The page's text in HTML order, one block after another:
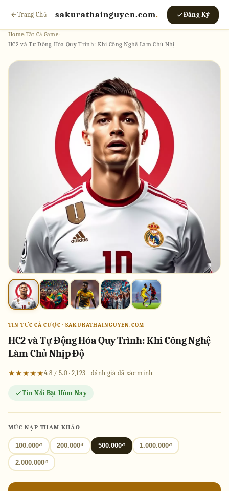
Trang Chủ sakurathainguyen.com. Đăng Ký
Home›Tất Cả Game›
HC2 và Tự Động Hóa Quy Trình: Khi Công Nghệ Làm Chủ Nhị
TIN TỨC CÁ CƯỢC · SAKURATHAINGUYEN.COM
HC2 và Tự Động Hóa Quy Trình: Khi Công Nghệ
Làm Chủ Nhịp Độ
★★★★★4.8 / 5.0 · 2,123+ đánh giá đã xác minh
Tin Nổi Bật Hôm Nay
MỨC NẠP THAM KHẢO
100.000₫ 200.000₫ 500.000₫ 1.000.000₫
2.000.000₫